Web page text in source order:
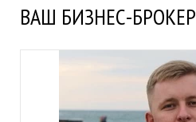
ВАШ БИЗНЕС-БРОКЕР